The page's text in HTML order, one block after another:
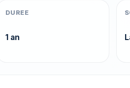
DUREE
1 an